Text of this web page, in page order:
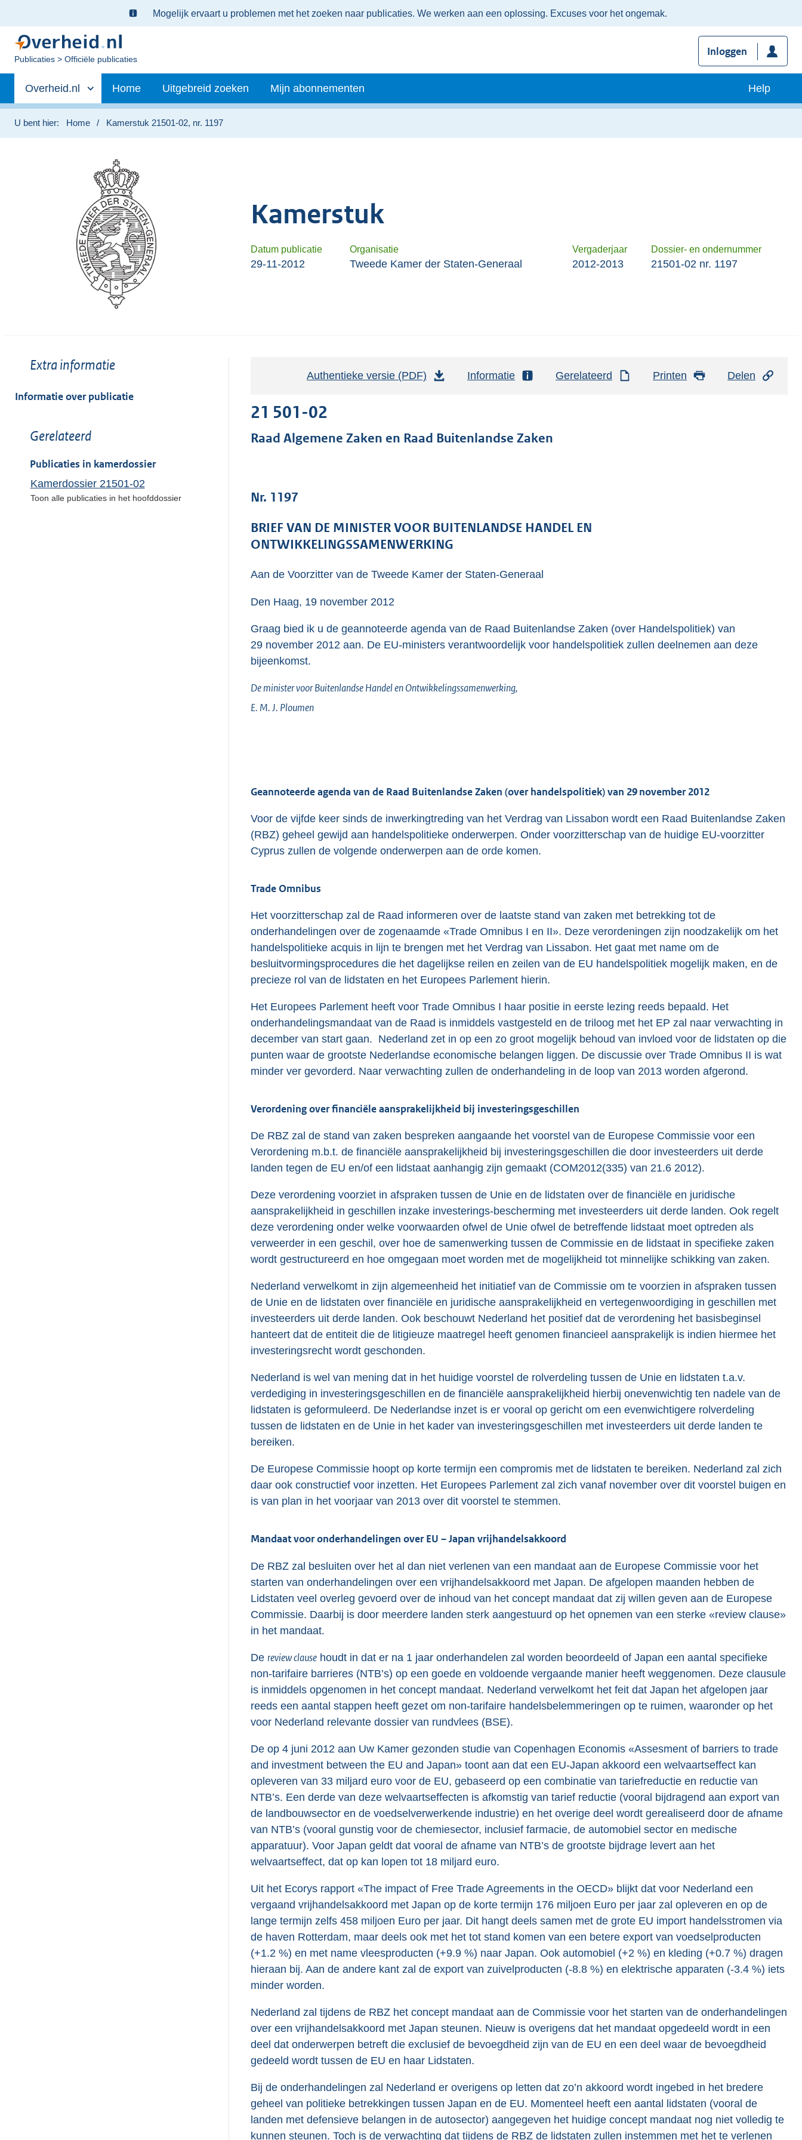
Ter
informatie:
Mogelijk ervaart u problemen met het zoeken naar publicaties. We werken aan een oplossing. Excuses voor het ongemak.
U
Publicaties Officiële publicaties
Inloggen
Primaire
navigatie
Andere
sites
binnen
Overheid.nl Home Uitgebreid zoeken Mijn abonnementen Help
U bent hier: Home Kamerstuk 21501-02, nr. 1197
Kamerstuk
Datum publicatie Organisatie Vergaderjaar Dossier- en ondernummer
29-11-2012 Tweede Kamer der Staten-Generaal 2012-2013 21501-02 nr. 1197
Toon
van:
Extra informatie
Informatie over publicatie
Toon
van:
Gerelateerd
Publicaties in kamerdossier
Kamerdossier 21501-02
Toon alle publicaties in het hoofddossier
Authentieke versie (PDF)
a
r
o
5
9
b
Informatie Gerelateerd Printen Delen
21 501-02
Raad Algemene Zaken en Raad Buitenlandse Zaken
Nr. 1197
BRIEF VAN DE MINISTER VOOR BUITENLANDSE HANDEL EN
ONTWIKKELINGSSAMENWERKING
Aan de Voorzitter van de Tweede Kamer der Staten-Generaal
Den Haag, 19 november 2012
Graag bied ik u de geannoteerde agenda van de Raad Buitenlandse Zaken (over Handelspolitiek) van
29 november 2012 aan. De EU-ministers verantwoordelijk voor handelspolitiek zullen deelnemen aan deze
bijeenkomst.
De minister voor Buitenlandse Handel en Ontwikkelingssamenwerking,
E. M. J. Ploumen
Geannoteerde agenda van de Raad Buitenlandse Zaken (over handelspolitiek) van 29 november 2012
Voor de vijfde keer sinds de inwerkingtreding van het Verdrag van Lissabon wordt een Raad Buitenlandse Zaken
(RBZ) geheel gewijd aan handelspolitieke onderwerpen. Onder voorzitterschap van de huidige EU-voorzitter
Cyprus zullen de volgende onderwerpen aan de orde komen.
Trade Omnibus
Het voorzitterschap zal de Raad informeren over de laatste stand van zaken met betrekking tot de
onderhandelingen over de zogenaamde «Trade Omnibus I en II». Deze verordeningen zijn noodzakelijk om het
handelspolitieke acquis in lijn te brengen met het Verdrag van Lissabon. Het gaat met name om de
besluitvormingsprocedures die het dagelijkse reilen en zeilen van de EU handelspolitiek mogelijk maken, en de
precieze rol van de lidstaten en het Europees Parlement hierin.
Het Europees Parlement heeft voor Trade Omnibus I haar positie in eerste lezing reeds bepaald. Het
onderhandelingsmandaat van de Raad is inmiddels vastgesteld en de triloog met het EP zal naar verwachting in
december van start gaan. Nederland zet in op een zo groot mogelijk behoud van invloed voor de lidstaten op die
punten waar de grootste Nederlandse economische belangen liggen. De discussie over Trade Omnibus II is wat
minder ver gevorderd. Naar verwachting zullen de onderhandeling in de loop van 2013 worden afgerond.
Verordening over financiële aansprakelijkheid bij investeringsgeschillen
De RBZ zal de stand van zaken bespreken aangaande het voorstel van de Europese Commissie voor een
Verordening m.b.t. de financiële aansprakelijkheid bij investeringsgeschillen die door investeerders uit derde
landen tegen de EU en/of een lidstaat aanhangig zijn gemaakt (COM2012(335) van 21.6 2012).
Deze verordening voorziet in afspraken tussen de Unie en de lidstaten over de financiële en juridische
aansprakelijkheid in geschillen inzake investerings-bescherming met investeerders uit derde landen. Ook regelt
deze verordening onder welke voorwaarden ofwel de Unie ofwel de betreffende lidstaat moet optreden als
verweerder in een geschil, over hoe de samenwerking tussen de Commissie en de lidstaat in specifieke zaken
wordt gestructureerd en hoe omgegaan moet worden met de mogelijkheid tot minnelijke schikking van zaken.
Nederland verwelkomt in zijn algemeenheid het initiatief van de Commissie om te voorzien in afspraken tussen
de Unie en de lidstaten over financiële en juridische aansprakelijkheid en vertegenwoordiging in geschillen met
investeerders uit derde landen. Ook beschouwt Nederland het positief dat de verordening het basisbeginsel
hanteert dat de entiteit die de litigieuze maatregel heeft genomen financieel aansprakelijk is indien hiermee het
investeringsrecht wordt geschonden.
Nederland is wel van mening dat in het huidige voorstel de rolverdeling tussen de Unie en lidstaten t.a.v.
verdediging in investeringsgeschillen en de financiële aansprakelijkheid hierbij onevenwichtig ten nadele van de
lidstaten is geformuleerd. De Nederlandse inzet is er vooral op gericht om een evenwichtigere rolverdeling
tussen de lidstaten en de Unie in het kader van investeringsgeschillen met investeerders uit derde landen te
bereiken.
De Europese Commissie hoopt op korte termijn een compromis met de lidstaten te bereiken. Nederland zal zich
daar ook constructief voor inzetten. Het Europees Parlement zal zich vanaf november over dit voorstel buigen en
is van plan in het voorjaar van 2013 over dit voorstel te stemmen.
Mandaat voor onderhandelingen over EU – Japan vrijhandelsakkoord
De RBZ zal besluiten over het al dan niet verlenen van een mandaat aan de Europese Commissie voor het
starten van onderhandelingen over een vrijhandelsakkoord met Japan. De afgelopen maanden hebben de
Lidstaten veel overleg gevoerd over de inhoud van het concept mandaat dat zij willen geven aan de Europese
Commissie. Daarbij is door meerdere landen sterk aangestuurd op het opnemen van een sterke «review clause»
in het mandaat.
De review clause houdt in dat er na 1 jaar onderhandelen zal worden beoordeeld of Japan een aantal specifieke
non-tarifaire barrieres (NTB’s) op een goede en voldoende vergaande manier heeft weggenomen. Deze clausule
is inmiddels opgenomen in het concept mandaat. Nederland verwelkomt het feit dat Japan het afgelopen jaar
reeds een aantal stappen heeft gezet om non-tarifaire handelsbelemmeringen op te ruimen, waaronder op het
voor Nederland relevante dossier van rundvlees (BSE).
De op 4 juni 2012 aan Uw Kamer gezonden studie van Copenhagen Economis «Assesment of barriers to trade
and investment between the EU and Japan» toont aan dat een EU-Japan akkoord een welvaartseffect kan
opleveren van 33 miljard euro voor de EU, gebaseerd op een combinatie van tariefreductie en reductie van
NTB’s. Een derde van deze welvaartseffecten is afkomstig van tarief reductie (vooral bijdragend aan export van
de landbouwsector en de voedselverwerkende industrie) en het overige deel wordt gerealiseerd door de afname
van NTB’s (vooral gunstig voor de chemiesector, inclusief farmacie, de automobiel sector en medische
apparatuur). Voor Japan geldt dat vooral de afname van NTB’s de grootste bijdrage levert aan het
welvaartseffect, dat op kan lopen tot 18 miljard euro.
Uit het Ecorys rapport «The impact of Free Trade Agreements in the OECD» blijkt dat voor Nederland een
vergaand vrijhandelsakkoord met Japan op de korte termijn 176 miljoen Euro per jaar zal opleveren en op de
lange termijn zelfs 458 miljoen Euro per jaar. Dit hangt deels samen met de grote EU import handelsstromen via
de haven Rotterdam, maar deels ook met het tot stand komen van een betere export van voedselproducten
(+1.2 %) en met name vleesproducten (+9.9 %) naar Japan. Ook automobiel (+2 %) en kleding (+0.7 %) dragen
hieraan bij. Aan de andere kant zal de export van zuivelproducten (-8.8 %) en elektrische apparaten (-3.4 %) iets
minder worden.
Nederland zal tijdens de RBZ het concept mandaat aan de Commissie voor het starten van de onderhandelingen
over een vrijhandelsakkoord met Japan steunen. Nieuw is overigens dat het mandaat opgedeeld wordt in een
deel dat onderwerpen betreft die exclusief de bevoegdheid zijn van de EU en een deel waar de bevoegdheid
gedeeld wordt tussen de EU en haar Lidstaten.
Bij de onderhandelingen zal Nederland er overigens op letten dat zo’n akkoord wordt ingebed in het bredere
geheel van politieke betrekkingen tussen Japan en de EU. Momenteel heeft een aantal lidstaten (vooral de
landen met defensieve belangen in de autosector) aangegeven het huidige concept mandaat nog niet volledig te
kunnen steunen. Toch is de verwachting dat tijdens de RBZ de lidstaten zullen instemmen met het te verlenen